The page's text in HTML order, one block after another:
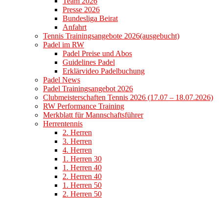
Presse 2026
Bundesliga Beirat
Anfahrt
Tennis Trainingsangebote 2026(ausgebucht)
Padel im RW
Padel Preise und Abos
Guidelines Padel
Erklärvideo Padelbuchung
Padel News
Padel Trainingsangebot 2026
Clubmeisterschaften Tennis 2026 (17.07 – 18.07.2026)
RW Performance Training
Merkblatt für Mannschaftsführer
Herrentennis
2. Herren
3. Herren
4. Herren
1. Herren 30
1. Herren 40
2. Herren 40
1. Herren 50
2. Herren 50